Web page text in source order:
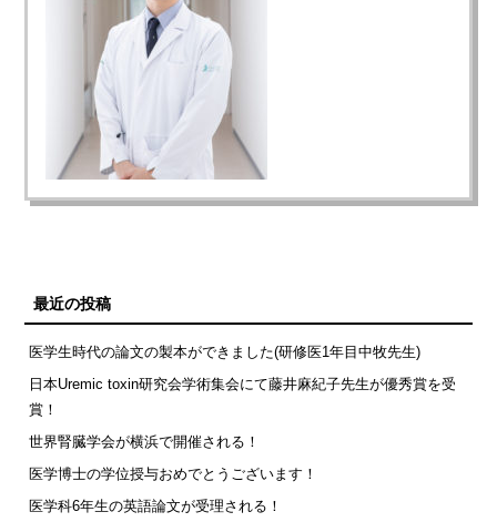
最近の投稿
医学生時代の論文の製本ができました(研修医1年目中牧先生)
日本Uremic toxin研究会学術集会にて藤井麻紀子先生が優秀賞を受
賞！
世界腎臓学会が横浜で開催される！
医学博士の学位授与おめでとうございます！
医学科6年生の英語論文が受理される！